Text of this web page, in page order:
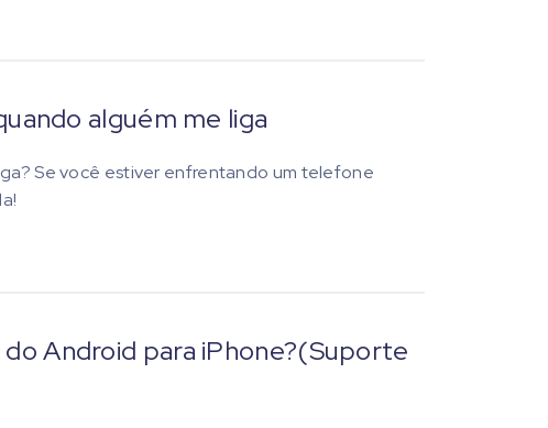
alguém me liga
Se você estiver enfrentando um telefone
Android para iPhone?(Suporte